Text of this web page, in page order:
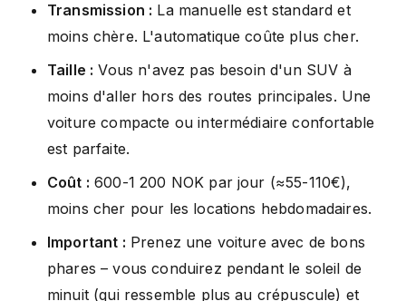
Transmission : La manuelle est standard et
moins chère. L'automatique coûte plus cher.
Taille : Vous n'avez pas besoin d'un SUV à
moins d'aller hors des routes principales. Une
voiture compacte ou intermédiaire confortable
est parfaite.
Coût : 600-1 200 NOK par jour (≈55-110€),
moins cher pour les locations hebdomadaires.
Important : Prenez une voiture avec de bons
phares – vous conduirez pendant le soleil de
minuit (qui ressemble plus au crépuscule) et